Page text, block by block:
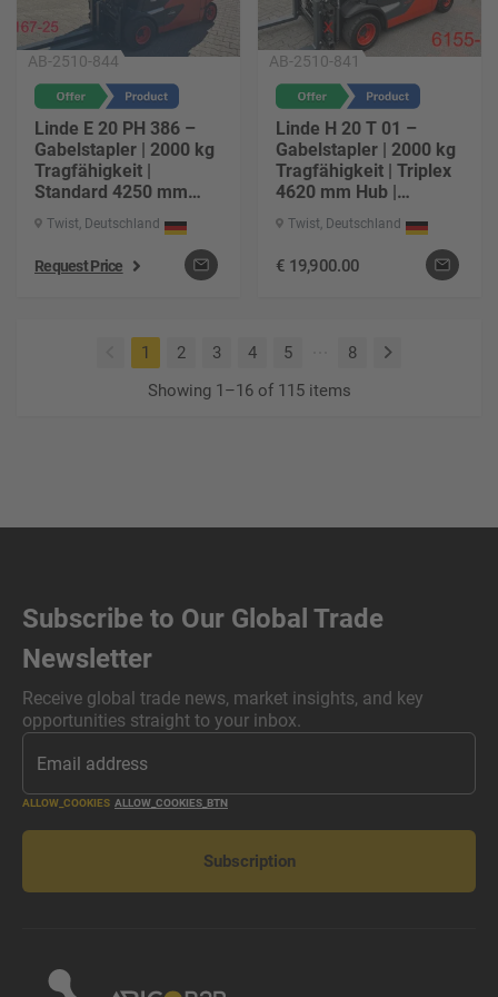
AB-2510-844
Linde E 20 PH 386 –
Gabelstapler | 2000 kg
Tragfähigkeit |
Standard 4250 mm
Hub | Elektro-Antrieb |
Baujahr 2019 | ca. 749
h | Gabel 1200 mm |
Freihub 150 mm
Twist, Deutschland
Request Price
AB-2510-841
Linde H 20 T 01 –
Gabelstapler | 2000 kg
Tragfähigkeit | Triplex
4620 mm Hub |
Treibgas-Antrieb |
Baujahr 2020 | ca.
9893 h | Gabel 1200
mm | Freihub 1460 mm
Twist, Deutschland
€ 19,900.00
1 (current)
2 3 4 5
8
Showing 1–16 of 115 items
Subscribe to Our Global Trade
Newsletter
Receive global trade news, market insights, and key
opportunities straight to your inbox.
ALLOW_COOKIES ALLOW_COOKIES_BTN
Subscription